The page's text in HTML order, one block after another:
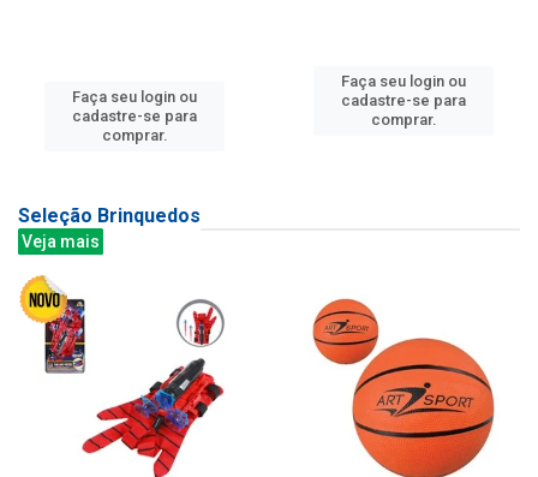
Faça seu login ou
cadastre-se para
comprar.
Faça seu login ou
cadastre-se para
comprar.
Seleção Brinquedos
Veja mais